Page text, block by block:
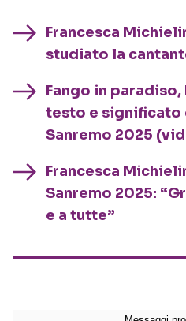
Francesca
studiato la
Fango in
testo e significato
Sanremo 2025
Francesca
Sanremo 2025:
e a tutte”